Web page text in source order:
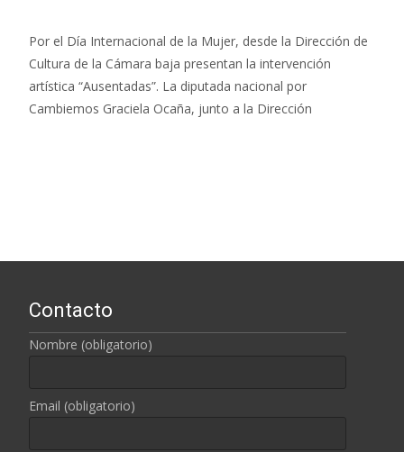
Por el Día Internacional de la Mujer, desde la Dirección de
Cultura de la Cámara baja presentan la intervención
artística “Ausentadas”. La diputada nacional por
Cambiemos Graciela Ocaña, junto a la Dirección
Contacto
Nombre (obligatorio)
Email (obligatorio)